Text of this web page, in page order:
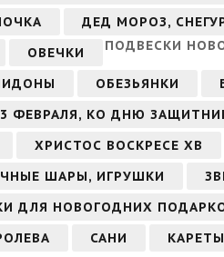
ДЕД МОРОЗ,
ОВЕЧКИ ПОДВЕСКИ
ОБЕЗЬЯНКИ
ФЕВРАЛЯ, КО ДНЮ
ХРИСТОС ВОСКРЕСЕ ХВ
ШАРЫ, ИГРУШКИ
ДЛЯ НОВОГОДНИХ
САНИ КАРЕТЫ